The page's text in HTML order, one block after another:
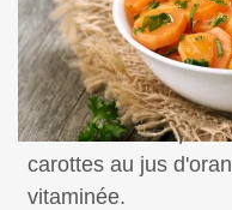
Une recette simple
carottes au jus
vitaminée.